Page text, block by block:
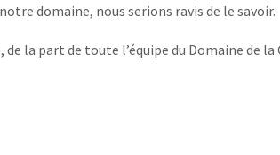
domaine, nous serions ravis de le savoir.
la part de toute l’équipe du Domaine de